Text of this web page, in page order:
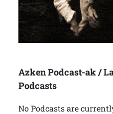
Azken Podcast-ak /
Podcasts
No Podcasts are